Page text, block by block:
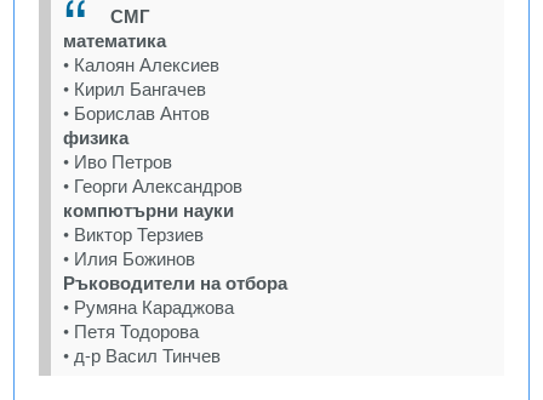
СМГ
математика
• Калоян Алексиев
• Кирил Бангачев
• Борислав Антов
физика
• Иво Петров
• Георги Александров
компютърни науки
• Виктор Терзиев
• Илия Божинов
Ръководители на отбора
• Румяна Караджова
• Петя Тодорова
• д-р Васил Тинчев